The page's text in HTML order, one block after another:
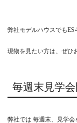
弊社モデルハウスでもES
現物を見たい方は、ぜひ
毎週末見学会
弊社では 毎週末、見学会